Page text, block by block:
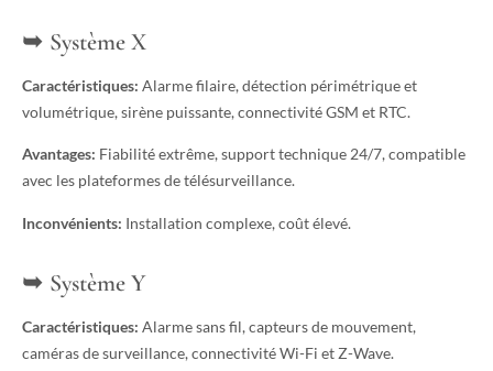
Système X
Caractéristiques: Alarme filaire, détection périmétrique et
volumétrique, sirène puissante, connectivité GSM et RTC.
Avantages: Fiabilité extrême, support technique 24/7, compatible
avec les plateformes de télésurveillance.
Inconvénients: Installation complexe, coût élevé.
Système Y
Caractéristiques: Alarme sans fil, capteurs de mouvement,
caméras de surveillance, connectivité Wi-Fi et Z-Wave.